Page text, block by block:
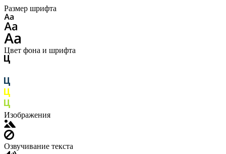
Размер шрифта
Цвет фона и шрифта
Изображения
Озвучивание текста